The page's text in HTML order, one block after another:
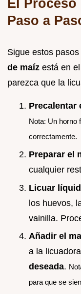
El
Paso a
Sigue estos
de maíz está en
parezca que la
Precalentar
Nota: Un horno
correctamente.
Preparar el
cualquier
Licuar
los huevos,
vainilla.
Añadir el
a la
deseada.
para que se